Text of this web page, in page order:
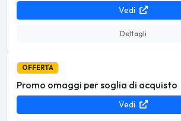
Vedi
Dettagli
OFFERTA
Promo omaggi per soglia di acquisto
Vedi